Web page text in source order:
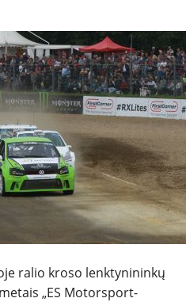
NAUJI
ralio kroso lenktynininkų
„ES Motorsport-